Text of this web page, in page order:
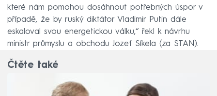
které nám pomohou dosáhnout potřebných úspor v
případě, že by ruský diktátor Vladimir Putin dále
eskaloval svou energetickou válku,“ řekl k návrhu
ministr průmyslu a obchodu Jozef Síkela (za STAN).
Čtěte také